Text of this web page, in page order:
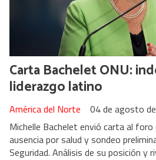
Carta Bachelet ONU:
liderazgo latino
América del Norte
04 de agosto
Michelle Bachelet envió carta al
ausencia por salud y sondeo
Seguridad. Análisis de su posición y